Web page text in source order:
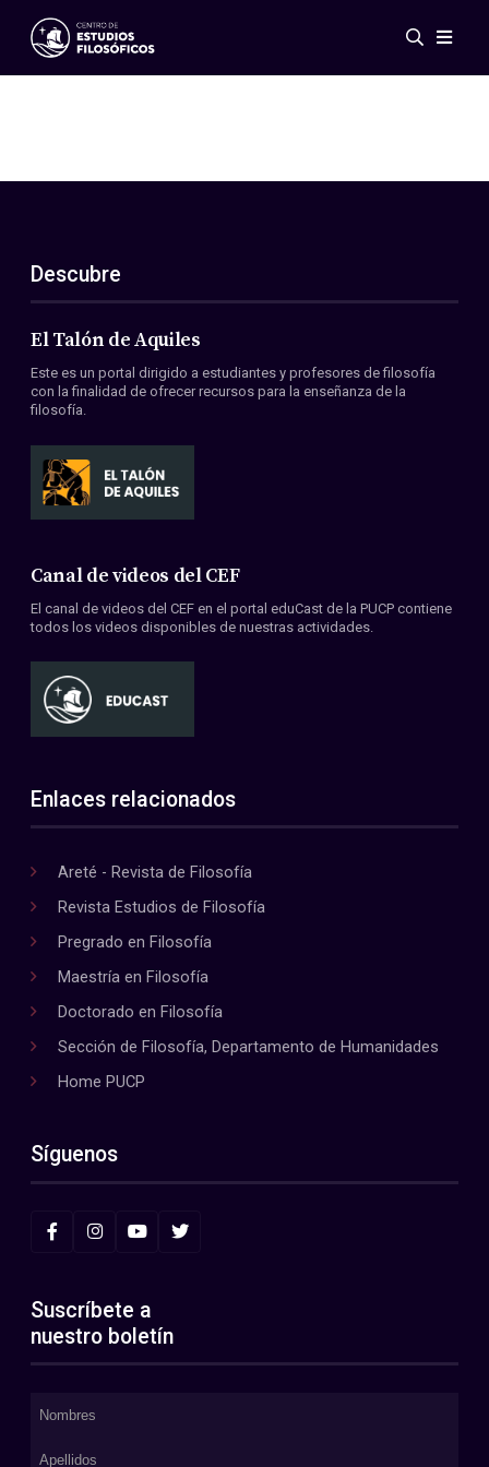
Eventos
ES
EN
Acerca de nosotros
Miembros
Convenios
Descubre
El Talón de Aquiles
Este es un portal dirigido a estudiantes y profesores de filosofía
con la finalidad de ofrecer recursos para la enseñanza de la
filosofía.
Canal de videos del CEF
El canal de videos del CEF en el portal eduCast de la PUCP contiene
todos los videos disponibles de nuestras actividades.
Enlaces relacionados
Areté - Revista de Filosofía
Revista Estudios de Filosofía
Pregrado en Filosofía
Maestría en Filosofía
Doctorado en Filosofía
Sección de Filosofía, Departamento de Humanidades
Home PUCP
Síguenos
Suscríbete a
nuestro boletín